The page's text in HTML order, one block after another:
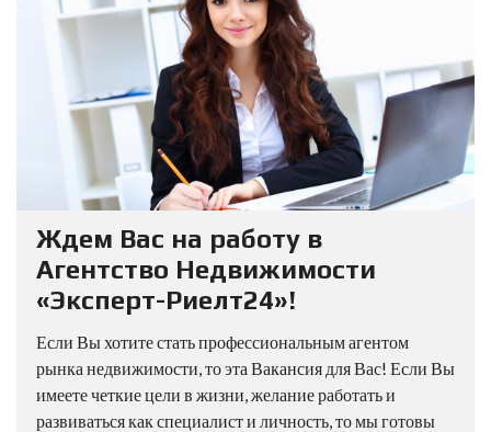
Ждем Вас на работу в
Агентство Недвижимости
«Эксперт-Риелт24»!
Если Вы хотите стать профессиональным агентом
рынка недвижимости, то эта Вакансия для Вас! Если Вы
имеете четкие цели в жизни, желание работать и
развиваться как специалист и личность, то мы готовы